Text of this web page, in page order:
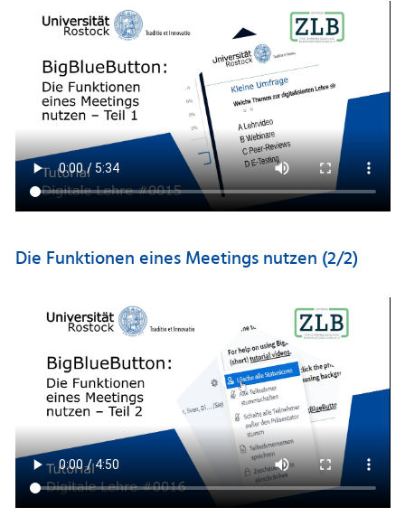
Die Funktionen eines Meetings nutzen (2/2)